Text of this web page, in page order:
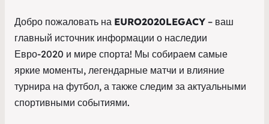
Добро пожаловать на EURO2020LEGACY – ваш
главный источник информации о наследии
Евро-2020 и мире спорта! Мы собираем самые
яркие моменты, легендарные матчи и влияние
турнира на футбол, а также следим за актуальными
спортивными событиями.